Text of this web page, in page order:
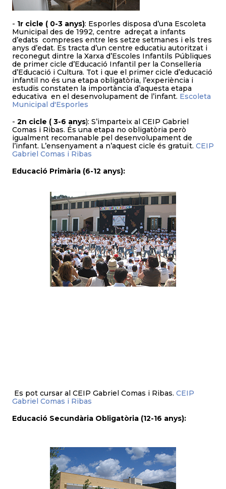
- 1r cicle ( 0-3 anys): Esporles disposa d’una Escoleta
Municipal des de 1992, centre adreçat a infants
d’edats compreses entre les setze setmanes i els tres
anys d’edat. Es tracta d’un centre educatiu autoritzat i
reconegut dintre la Xarxa d’Escoles Infantils Públiques
de primer cicle d’Educació Infantil per la Conselleria
d’Educació i Cultura. Tot i que el primer cicle d’educació
infantil no és una etapa obligatòria, l’experiència i
estudis constaten la importància d’aquesta etapa
educativa en el desenvolupament de l’infant. Escoleta
Municipal d'Esporles
- 2n cicle ( 3-6 anys): S’imparteix al CEIP Gabriel
Comas i Ribas. És una etapa no obligatòria però
igualment recomanable pel desenvolupament de
l’infant. L’ensenyament a n’aquest cicle és gratuït. CEIP
Gabriel Comas i Ribas
Educació Primària (6-12 anys):
Es pot cursar al CEIP Gabriel Comas i Ribas. CEIP
Gabriel Comas i Ribas
Educació Secundària Obligatòria (12-16 anys):